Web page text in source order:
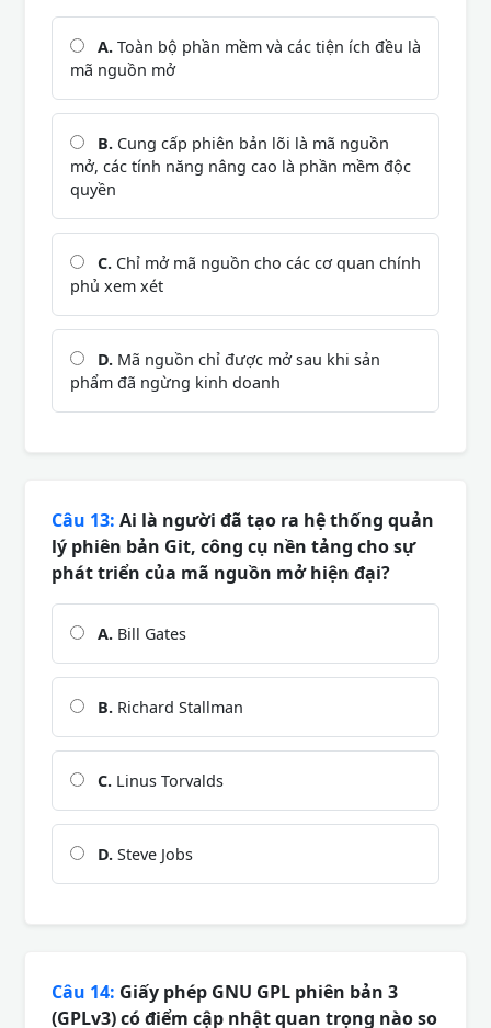
A. Toàn bộ phần mềm và các tiện ích đều là
mã nguồn mở
B. Cung cấp phiên bản lõi là mã nguồn
mở, các tính năng nâng cao là phần mềm độc
quyền
C. Chỉ mở mã nguồn cho các cơ quan chính
phủ xem xét
D. Mã nguồn chỉ được mở sau khi sản
phẩm đã ngừng kinh doanh
Câu 13: Ai là người đã tạo ra hệ thống quản
lý phiên bản Git, công cụ nền tảng cho sự
phát triển của mã nguồn mở hiện đại?
A. Bill Gates
B. Richard Stallman
C. Linus Torvalds
D. Steve Jobs
Câu 14: Giấy phép GNU GPL phiên bản 3
(GPLv3) có điểm cập nhật quan trọng nào so